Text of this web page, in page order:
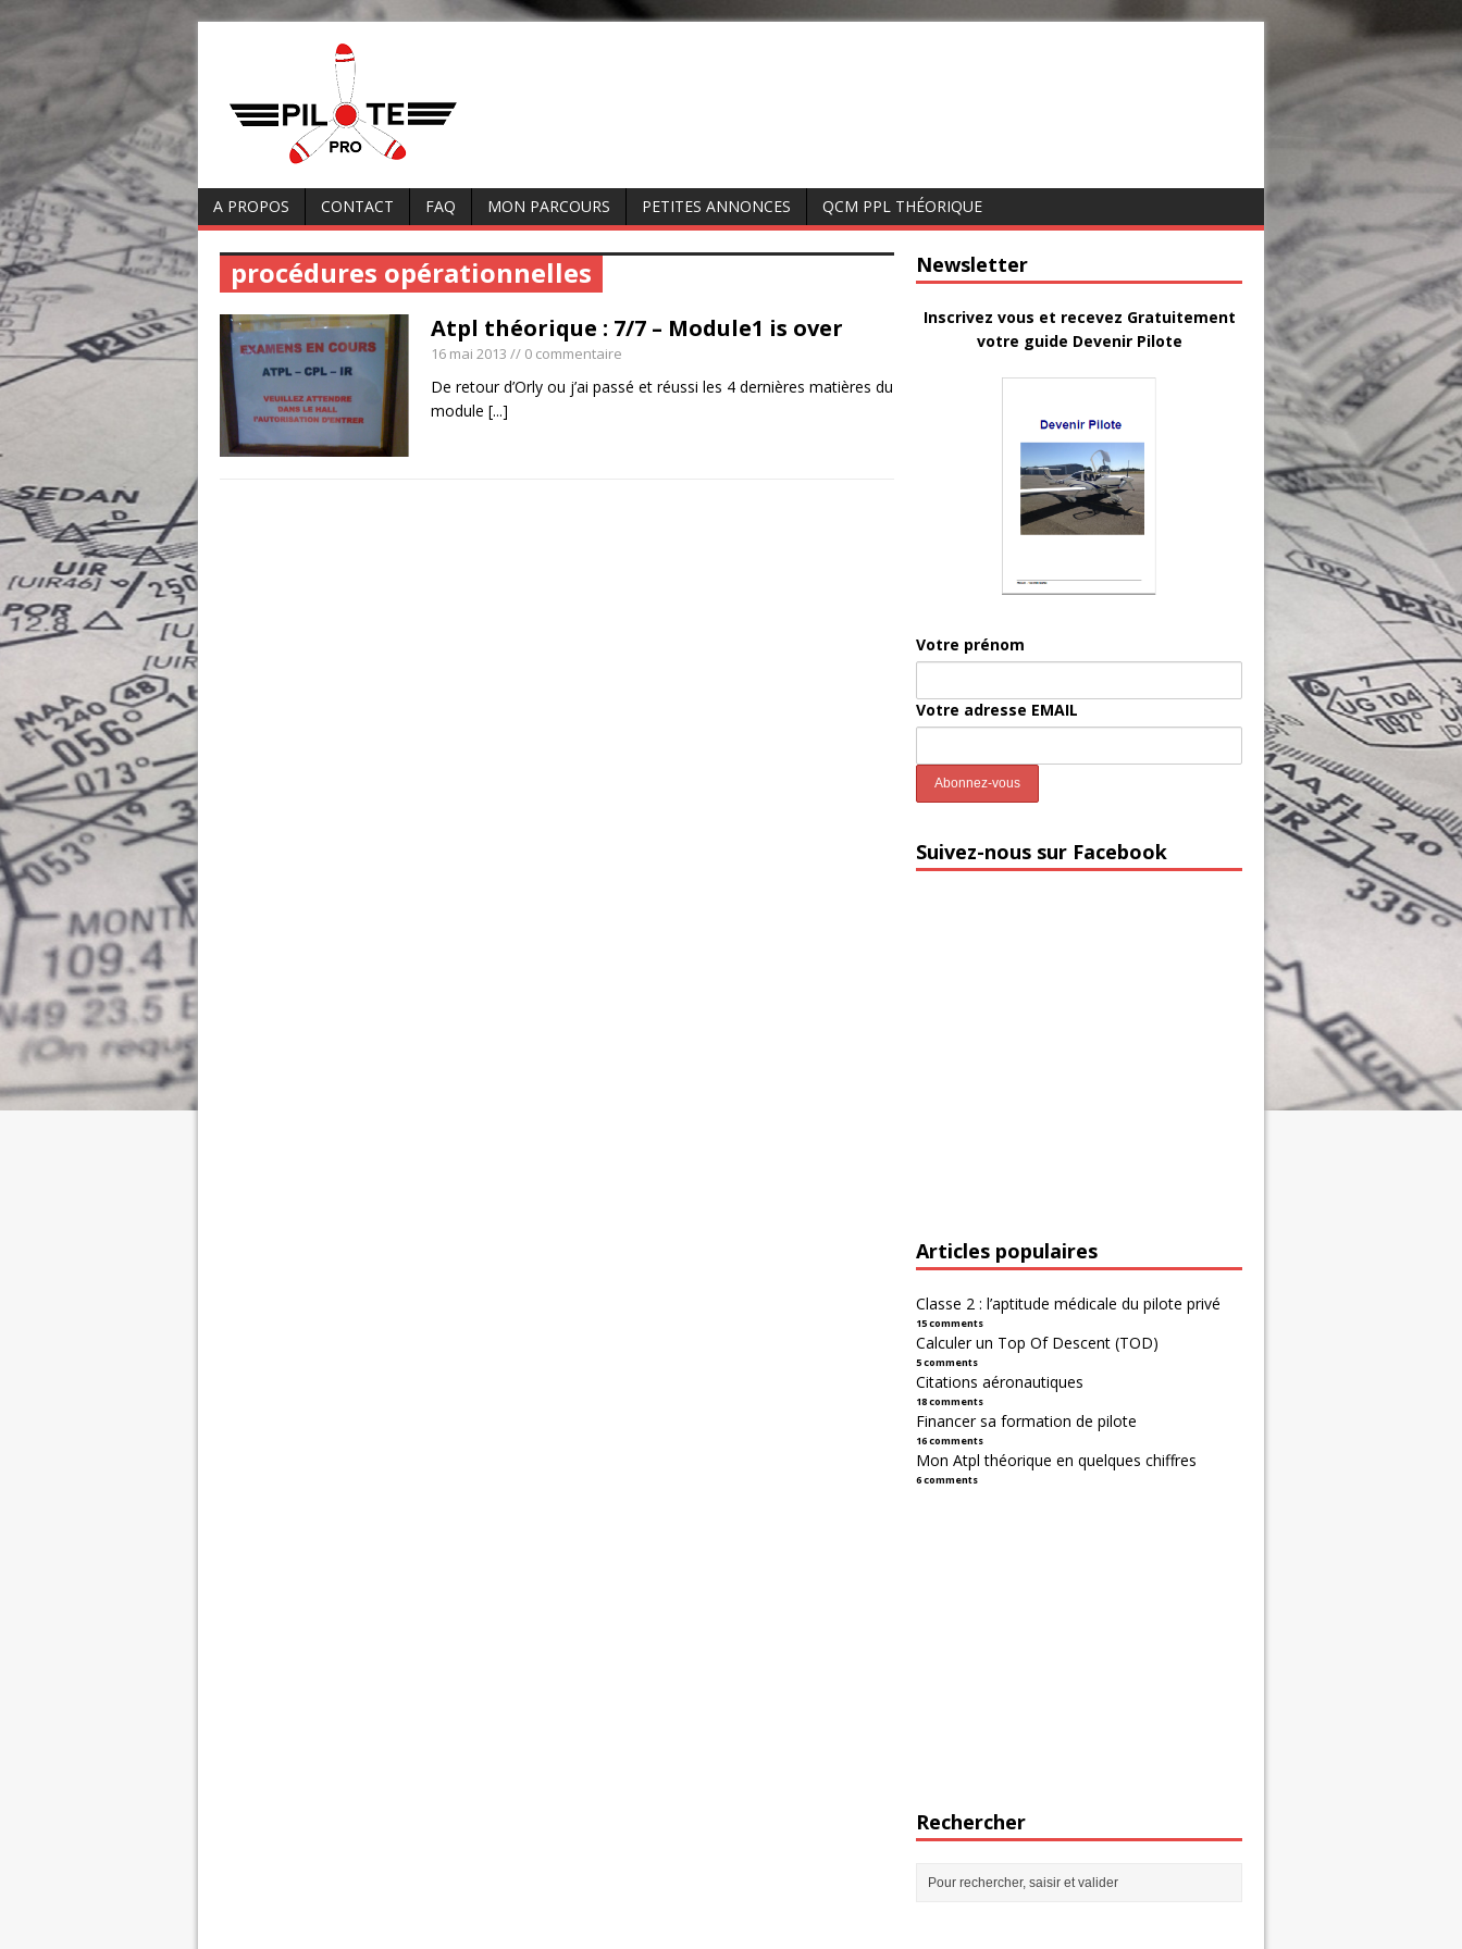
A PROPOS CONTACT FAQ MON PARCOURS PETITES ANNONCES QCM PPL THÉORIQUE
procédures opérationnelles
Atpl théorique : 7/7 – Module1 is over
16 mai 2013 // 0 commentaire
De retour d’Orly ou j’ai passé et réussi les 4 dernières matières du
module [...]
Newsletter
Inscrivez vous et recevez Gratuitement
votre guide Devenir Pilote
Votre prénom
Votre adresse EMAIL
Suivez-nous sur Facebook
Articles populaires
Classe 2 : l’aptitude médicale du pilote privé
15 comments
Calculer un Top Of Descent (TOD)
5 comments
Citations aéronautiques
18 comments
Financer sa formation de pilote
16 comments
Mon Atpl théorique en quelques chiffres
6 comments
Rechercher